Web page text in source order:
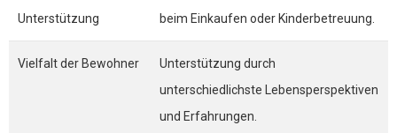
Unterstützung
beim Einkaufen oder Kinderbetreuung.
Vielfalt der Bewohner
Unterstützung durch
unterschiedlichste Lebensperspektiven
und Erfahrungen.